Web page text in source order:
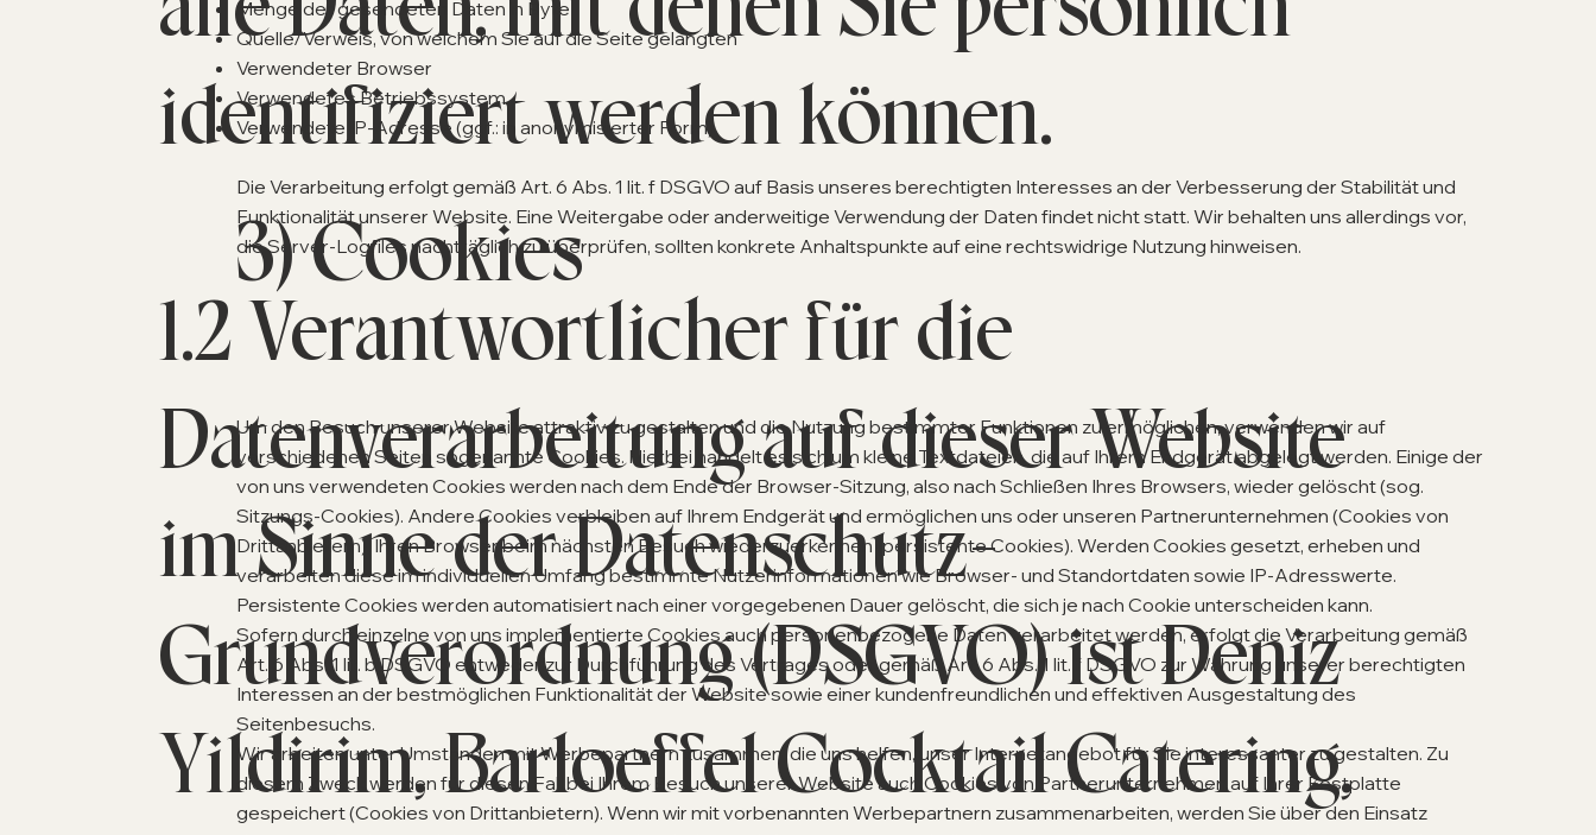
identifiziert werden können.
1.2 Verantwortlicher für die
Datenverarbeitung auf dieser Website
im Sinne der Datenschutz-
Grundverordnung (DSGVO) ist Deniz
Yildirim, Barloeffel Cocktail Catering,
Menge der gesendeten Daten in Byte
Quelle/Verweis, von welchem Sie auf die Seite gelangten
Verwendeter Browser
Verwendetes Betriebssystem
Verwendete IP-Adresse (ggf.: in anonymisierter Form)
Die Verarbeitung erfolgt gemäß Art. 6 Abs. 1 lit. f DSGVO auf Basis unseres berechtigten Interesses an der Verbesserung der Stabilität und
Funktionalität unserer Website. Eine Weitergabe oder anderweitige Verwendung der Daten findet nicht statt. Wir behalten uns allerdings vor,
die Server-Logfiles nachträglich zu überprüfen, sollten konkrete Anhaltspunkte auf eine rechtswidrige Nutzung hinweisen.
3) Cookies
Um den Besuch unserer Website attraktiv zu gestalten und die Nutzung bestimmter Funktionen zu ermöglichen, verwenden wir auf
verschiedenen Seiten sogenannte Cookies. Hierbei handelt es sich um kleine Textdateien, die auf Ihrem Endgerät abgelegt werden. Einige der
von uns verwendeten Cookies werden nach dem Ende der Browser-Sitzung, also nach Schließen Ihres Browsers, wieder gelöscht (sog.
Sitzungs-Cookies). Andere Cookies verbleiben auf Ihrem Endgerät und ermöglichen uns oder unseren Partnerunternehmen (Cookies von
Drittanbietern), Ihren Browser beim nächsten Besuch wiederzuerkennen (persistente Cookies). Werden Cookies gesetzt, erheben und
verarbeiten diese im individuellen Umfang bestimmte Nutzerinformationen wie Browser- und Standortdaten sowie IP-Adresswerte.
Persistente Cookies werden automatisiert nach einer vorgegebenen Dauer gelöscht, die sich je nach Cookie unterscheiden kann.
Sofern durch einzelne von uns implementierte Cookies auch personenbezogene Daten verarbeitet werden, erfolgt die Verarbeitung gemäß
Art. 6 Abs. 1 lit. b DSGVO entweder zur Durchführung des Vertrages oder gemäß Art. 6 Abs. 1 lit. f DSGVO zur Wahrung unserer berechtigten
Interessen an der bestmöglichen Funktionalität der Website sowie einer kundenfreundlichen und effektiven Ausgestaltung des
Seitenbesuchs.
Wir arbeiten unter Umständen mit Werbepartnern zusammen, die uns helfen, unser Internetangebot für Sie interessanter zu gestalten. Zu
diesem Zweck werden für diesen Fall bei Ihrem Besuch unserer Website auch Cookies von Partnerunternehmen auf Ihrer Festplatte
gespeichert (Cookies von Drittanbietern). Wenn wir mit vorbenannten Werbepartnern zusammenarbeiten, werden Sie über den Einsatz